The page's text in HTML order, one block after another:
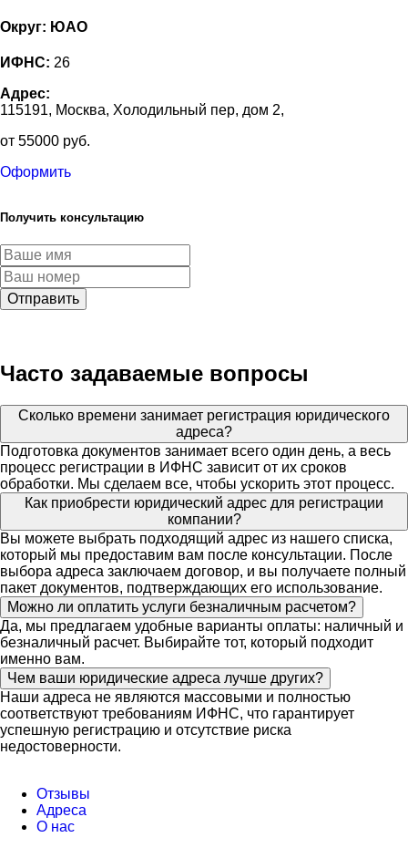
Округ: ЮАО
ИФНС: 26
Адрес:
115191, Москва, Холодильный пер, дом 2,
от 55000 руб.
Оформить
Получить консультацию
Отправить
Часто задаваемые вопросы
Сколько времени занимает регистрация юридического
адреса?
Подготовка документов занимает всего один день, а весь
процесс регистрации в ИФНС зависит от их сроков
обработки. Мы сделаем все, чтобы ускорить этот процесс.
Как приобрести юридический адрес для регистрации
компании?
Вы можете выбрать подходящий адрес из нашего списка,
который мы предоставим вам после консультации. После
выбора адреса заключаем договор, и вы получаете полный
пакет документов, подтверждающих его использование.
Можно ли оплатить услуги безналичным расчетом?
Да, мы предлагаем удобные варианты оплаты: наличный и
безналичный расчет. Выбирайте тот, который подходит
именно вам.
Чем ваши юридические адреса лучше других?
Наши адреса не являются массовыми и полностью
соответствуют требованиям ИФНС, что гарантирует
успешную регистрацию и отсутствие риска
недостоверности.
Отзывы
Адреса
О нас